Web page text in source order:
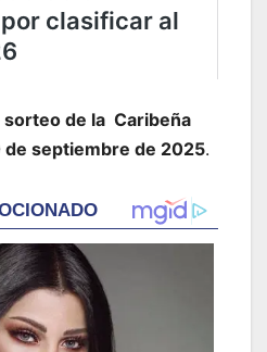
sorteo de la Caribeña
de septiembre de 2025.